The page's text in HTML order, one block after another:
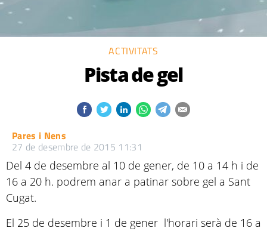
ACTIVITATS
Pista de gel
Pares i Nens
27 de desembre de 2015 11:31
Del 4 de desembre al 10 de gener, de 10 a 14 h i de
16 a 20 h. podrem anar a patinar sobre gel a Sant
Cugat.
El 25 de desembre i 1 de gener l'horari serà de 16 a